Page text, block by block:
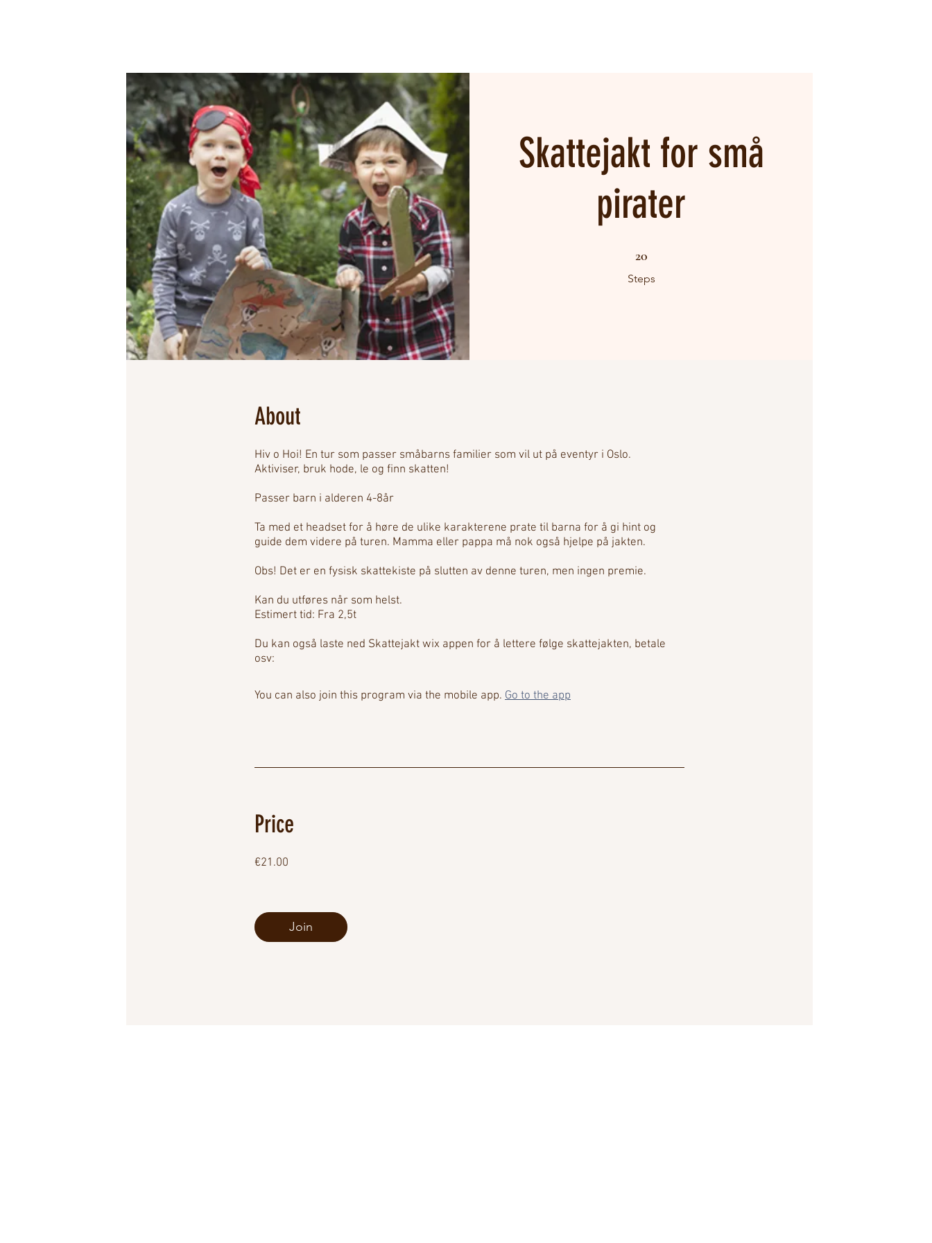
Skattejakt for små
pirater
20
Steps
About
Hiv o Hoi! En tur som passer småbarns familier som vil ut på eventyr i Oslo.
Aktiviser, bruk hode, le og finn skatten!
Passer barn i alderen 4-8år
Ta med et headset for å høre de ulike karakterene prate til barna for å gi hint og
guide dem videre på turen. Mamma eller pappa må nok også hjelpe på jakten.
Obs! Det er en fysisk skattekiste på slutten av denne turen, men ingen premie.
Kan du utføres når som helst.
Estimert tid: Fra 2,5t
Du kan også laste ned Skattejakt wix appen for å lettere følge skattejakten, betale
osv:
You can also join this program via the mobile app. Go to the app
Price
€21.00
Join